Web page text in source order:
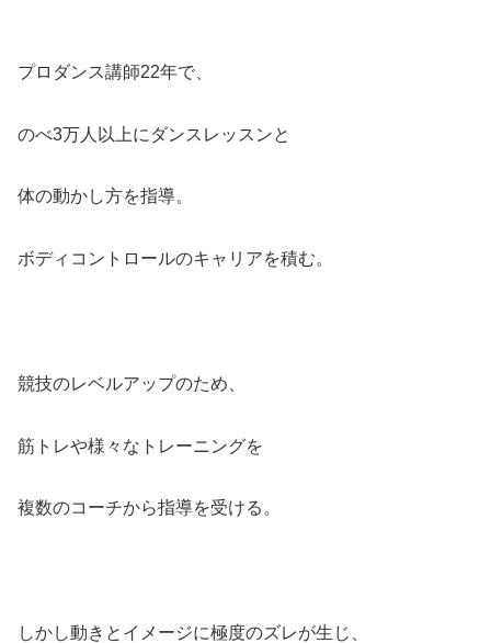
プロダンス講師22年で、
のべ3万人以上にダンスレッスンと
体の動かし方を指導。
ボディコントロールのキャリアを積む。
競技のレベルアップのため、
筋トレや様々なトレーニングを
複数のコーチから指導を受ける。
しかし動きとイメージに極度のズレが生じ、